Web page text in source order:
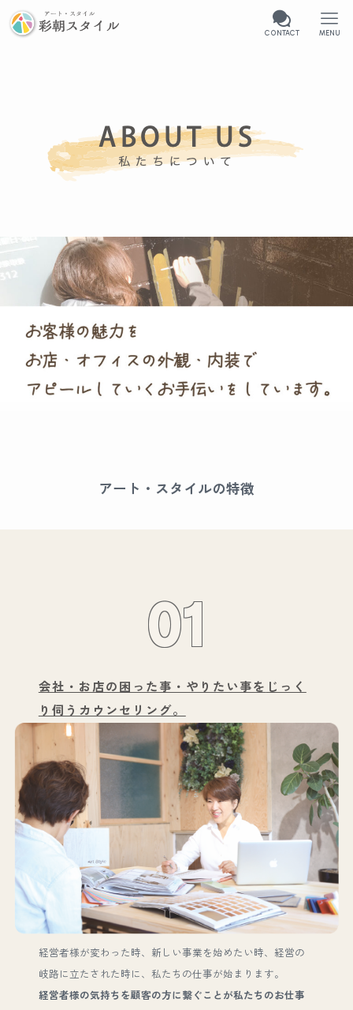
CONTACT MENU
アート・スタイルの特徴
01
会社・お店の困った事・やりたい事を じっく
り伺うカウンセリング。
経営者様が変わった時、新しい事業を始めたい時、経営の
岐路に立たされた時に、私たちの仕事が始まります。
経営者様の気持ちを顧客の方に繋ぐことが私たちのお仕事